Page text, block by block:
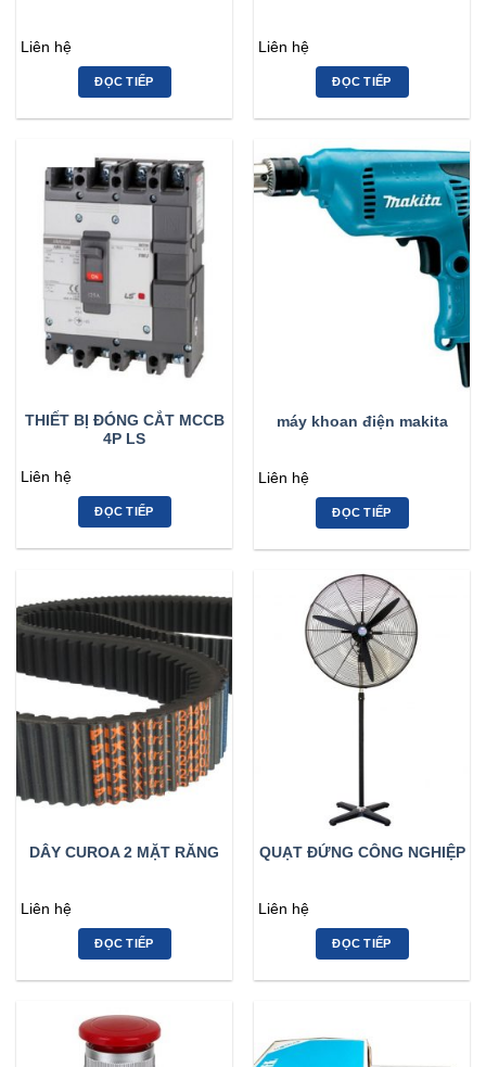
Liên hệ
ĐỌC TIẾP
Liên hệ
ĐỌC TIẾP
THIẾT BỊ ĐÓNG CẮT MCCB
4P LS
Liên hệ
ĐỌC TIẾP
máy khoan điện makita
Liên hệ
ĐỌC TIẾP
DÂY CUROA 2 MẶT RĂNG
Liên hệ
ĐỌC TIẾP
QUẠT ĐỨNG CÔNG NGHIỆP
Liên hệ
ĐỌC TIẾP